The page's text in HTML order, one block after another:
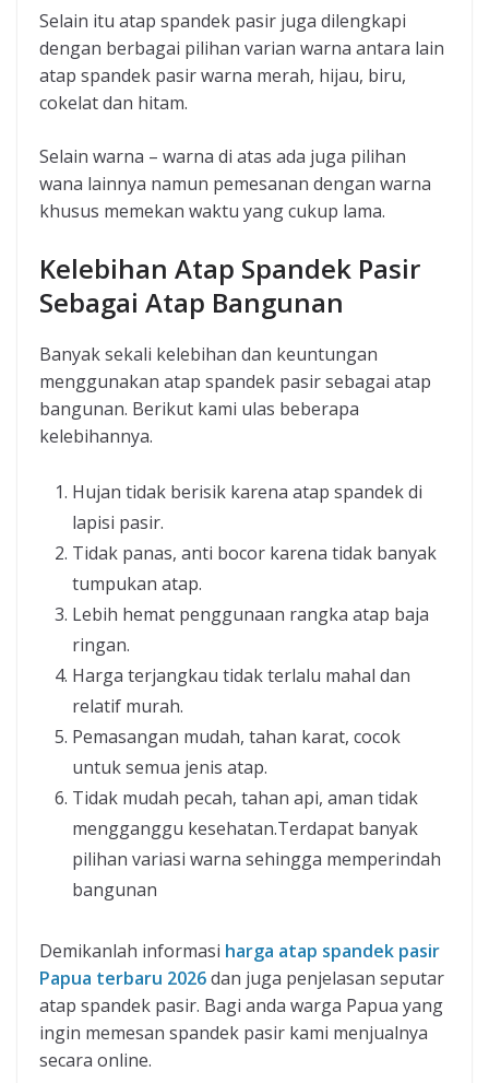
Selain itu atap spandek pasir juga dilengkapi
dengan berbagai pilihan varian warna antara lain
atap spandek pasir warna merah, hijau, biru,
cokelat dan hitam.
Selain warna – warna di atas ada juga pilihan
wana lainnya namun pemesanan dengan warna
khusus memekan waktu yang cukup lama.
Kelebihan Atap Spandek Pasir
Sebagai Atap Bangunan
Banyak sekali kelebihan dan keuntungan
menggunakan atap spandek pasir sebagai atap
bangunan. Berikut kami ulas beberapa
kelebihannya.
Hujan tidak berisik karena atap spandek di
lapisi pasir.
Tidak panas, anti bocor karena tidak banyak
tumpukan atap.
Lebih hemat penggunaan rangka atap baja
ringan.
Harga terjangkau tidak terlalu mahal dan
relatif murah.
Pemasangan mudah, tahan karat, cocok
untuk semua jenis atap.
Tidak mudah pecah, tahan api, aman tidak
mengganggu kesehatan.Terdapat banyak
pilihan variasi warna sehingga memperindah
bangunan
Demikanlah informasi harga atap spandek pasir
Papua terbaru 2026dan juga penjelasan seputar
atap spandek pasir. Bagi anda warga Papua yang
ingin memesan spandek pasir kami menjualnya
secara online.